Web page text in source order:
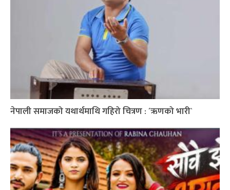
नेपाली समाजको यथार्थमाथि गहिरो चित्रण : ´ऋणको भारी`